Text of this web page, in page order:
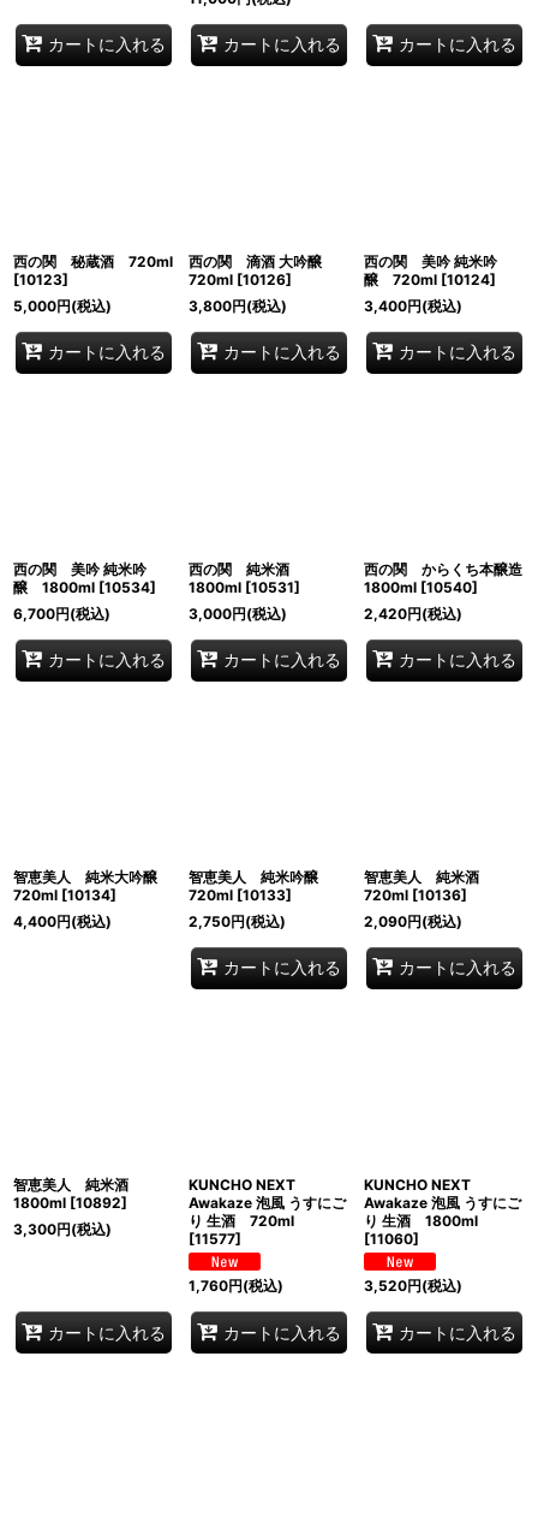
カートに入れる カートに入れる カートに入れる
西の関 秘蔵酒 720ml
[10123]
5,000円(税込)
カートに入れる
西の関 滴酒 大吟醸
720ml [10126]
3,800円(税込)
カートに入れる
西の関 美吟 純米吟
醸 720ml [10124]
3,400円(税込)
カートに入れる
西の関 美吟 純米吟
醸 1800ml [10534]
6,700円(税込)
カートに入れる
西の関 純米酒
1800ml [10531]
3,000円(税込)
カートに入れる
西の関 からくち本醸造
1800ml [10540]
2,420円(税込)
カートに入れる
智恵美人 純米大吟醸
720ml [10134]
4,400円(税込)
智恵美人 純米吟醸
720ml [10133]
2,750円(税込)
カートに入れる
智恵美人 純米酒
720ml [10136]
2,090円(税込)
カートに入れる
智恵美人 純米酒
1800ml [10892]
3,300円(税込)
カートに入れる
KUNCHO NEXT
Awakaze 泡風 うすにご
り 生酒 720ml
[11577]
1,760円(税込)
カートに入れる
KUNCHO NEXT
Awakaze 泡風 うすにご
り 生酒 1800ml
[11060]
3,520円(税込)
カートに入れる